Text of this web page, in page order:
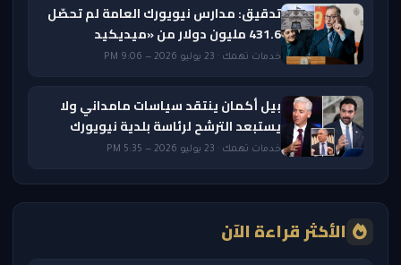
تدقيق: مدارس نيويورك العامة لم تحصّل
431.6 مليون دولار من «ميديكيد
خدمات تهمك · 23 يوليو 2026 — 9:06 PM
بيل أكمان ينتقد سياسات مامداني ولا
يستبعد الترشح لرئاسة بلدية نيويورك
خدمات تهمك · 23 يوليو 2026 — 5:35 PM
الأكثر قراءة الآن